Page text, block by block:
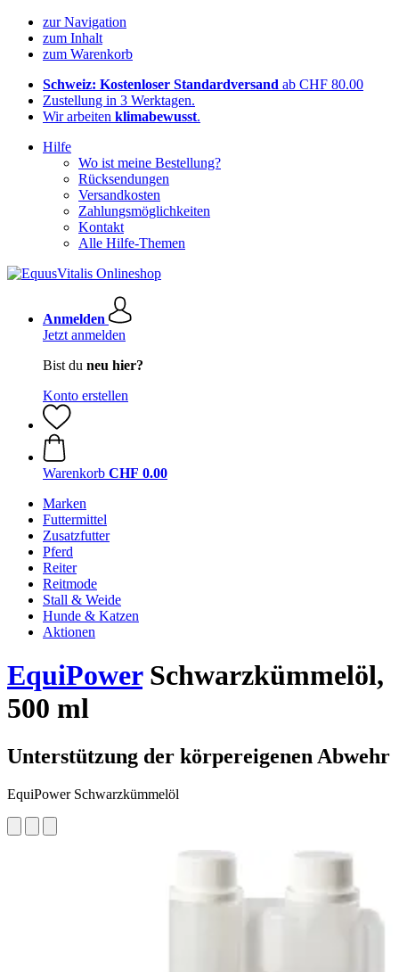
zur Navigation
zum Inhalt
zum Warenkorb
Schweiz: Kostenloser Standardversand ab CHF 80.00
Zustellung in 3 Werktagen.
Wir arbeiten klimabewusst.
Hilfe
Wo ist meine Bestellung?
Rücksendungen
Versandkosten
Zahlungsmöglichkeiten
Kontakt
Alle Hilfe-Themen
Anmelden
Jetzt anmelden
Bist du neu hier?
Konto erstellen
Warenkorb CHF 0.00
Marken
Futtermittel
Zusatzfutter
Pferd
Reiter
Reitmode
Stall & Weide
Hunde & Katzen
Aktionen
EquiPowerSchwarzkümmelöl,
500 ml
Unterstützung der körpereigenen Abwehr
EquiPower Schwarzkümmelöl